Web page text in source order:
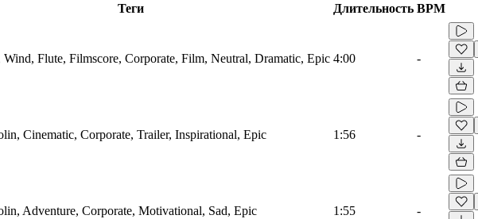
Теги Длительность BPM
Flute, Filmscore, Corporate, Film, Neutral, Dramatic, Epic 4:00 -
Cinematic, Corporate, Trailer, Inspirational, Epic 1:56 -
Adventure, Corporate, Motivational, Sad, Epic 1:55 -